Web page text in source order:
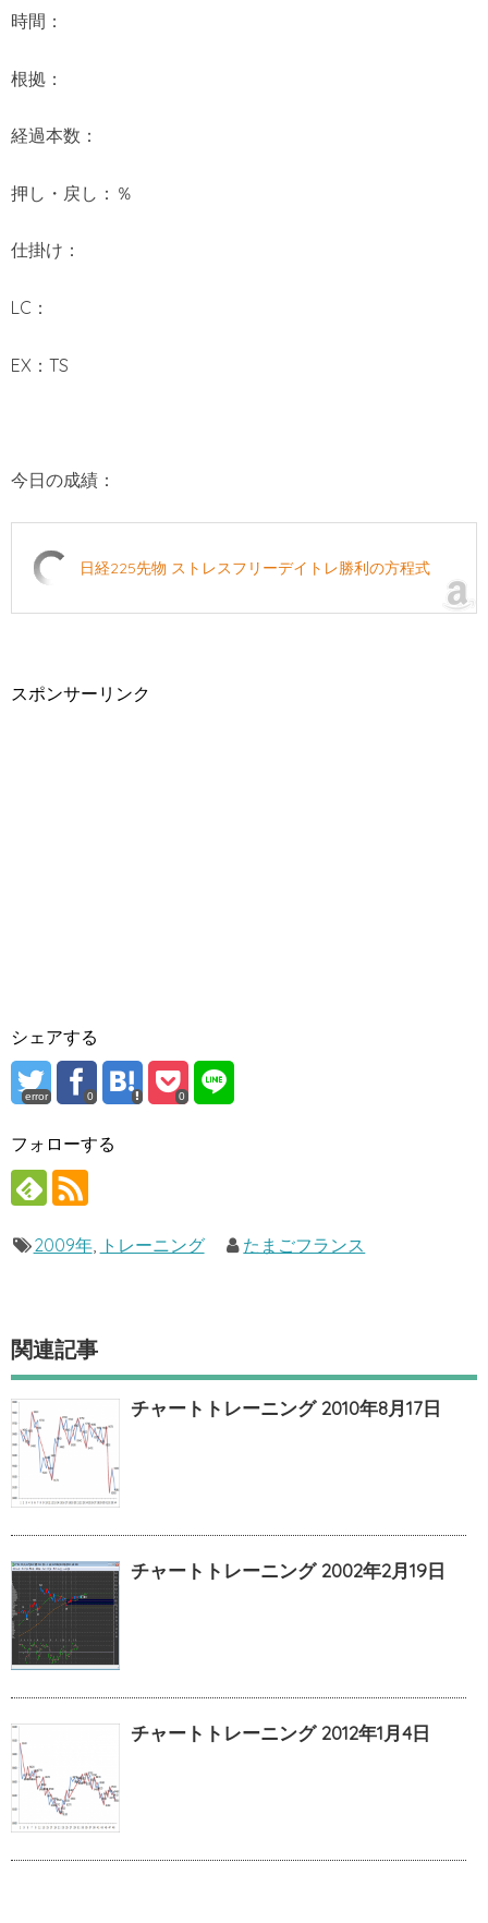
時間：
根拠：
経過本数：
押し・戻し：％
仕掛け：
LC：
EX：TS
今日の成績：
日経225先物 ストレスフリーデイトレ勝利の方程式
スポンサーリンク
シェアする
error 0 0
フォローする
2009年, トレーニング たまごフランス
関連記事
チャートトレーニング 2010年8月17日
チャートトレーニング 2002年2月19日
チャートトレーニング 2012年1月4日